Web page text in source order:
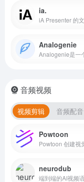
ia.
Analogenie
音频视频
视频剪辑 音频配音
Powtoon
neurodub